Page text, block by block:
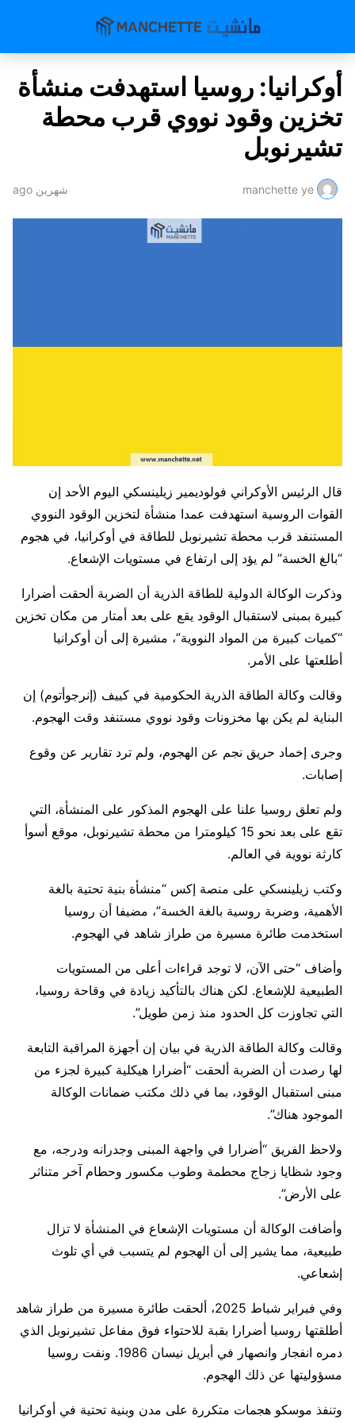
أوكرانيا: روسيا استهدفت منشأة
تخزين وقود نووي قرب محطة
تشيرنوبل
manchette ye شهرين ago
قال الرئيس الأوكراني فولوديمير زيلينسكي اليوم الأحد إن
القوات الروسية استهدفت عمدا منشأة لتخزين الوقود النووي
المستنفد قرب محطة ​تشيرنوبل للطاقة في أوكرانيا، في هجوم
“بالغ الخسة” لم يؤد إلى ارتفاع ‌في مستويات الإشعاع.
وذكرت الوكالة الدولية للطاقة الذرية أن الضربة ألحقت أضرارا
كبيرة بمبنى لاستقبال الوقود يقع على بعد أمتار من مكان تخزين
“كميات كبيرة من المواد النووية”، مشيرة إلى أن أوكرانيا
أطلعتها على الأمر.
وقالت وكالة الطاقة الذرية الحكومية في كييف (إنرجوأتوم) إن ​
البناية لم يكن بها مخزونات وقود نووي مستنفد وقت الهجوم.
وجرى ⁠إخماد حريق نجم عن الهجوم، ولم ترد تقارير عن وقوع
إصابات.
ولم تعلق ​روسيا علنا على الهجوم المذكور على المنشأة، التي
تقع على بعد نحو 15 ​كيلومترا من محطة تشيرنوبل، موقع أسوأ
كارثة نووية في العالم.
وكتب زيلينسكي على منصة إكس “منشأة بنية تحتية بالغة
الأهمية، وضربة روسية بالغة الخسة”، مضيفا أن روسيا
استخدمت طائرة مسيرة من طراز شاهد في الهجوم.
وأضاف “حتى الآن، لا توجد قراءات أعلى من المستويات
الطبيعية ​للإشعاع. لكن هناك بالتأكيد زيادة في وقاحة روسيا،
التي تجاوزت كل الحدود منذ زمن طويل”.
وقالت ‌وكالة ⁠الطاقة الذرية في بيان إن أجهزة المراقبة التابعة
لها رصدت أن الضربة ألحقت “أضرارا هيكلية كبيرة لجزء من
مبنى استقبال الوقود، بما في ذلك مكتب ضمانات الوكالة
الموجود هناك”.
ولاحظ الفريق “أضرارا في واجهة المبنى وجدرانه ودرجه، مع
وجود شظايا زجاج محطمة وطوب مكسور وحطام آخر متناثر
على ⁠الأرض”.
وأضافت الوكالة أن مستويات الإشعاع في المنشأة لا تزال
طبيعية، مما يشير إلى أن الهجوم لم يتسبب في أي ​تلوث
إشعاعي.
وفي فبراير شباط 2025، ألحقت طائرة مسيرة من طراز ​شاهد
أطلقتها ⁠روسيا أضرارا بقبة للاحتواء فوق مفاعل تشيرنوبل الذي
دمره انفجار وانصهار في أبريل نيسان 1986. ونفت روسيا
مسؤوليتها عن ذلك الهجوم.
وتنفذ موسكو هجمات متكررة على مدن وبنية ⁠تحتية ​في أوكرانيا